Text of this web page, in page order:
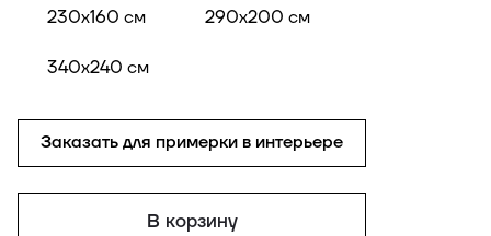
230x160 см 290x200 см
340x240 см
Заказать для примерки в интерьере
В корзину